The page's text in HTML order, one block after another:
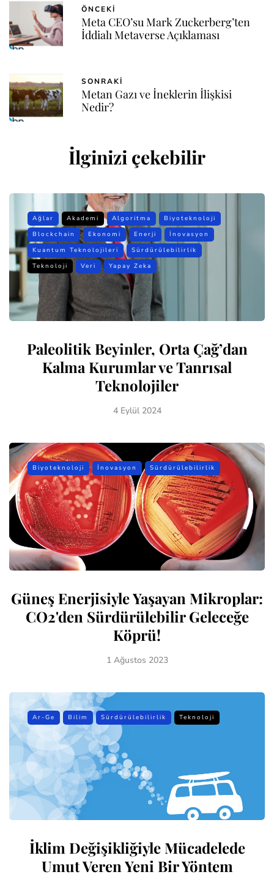
ÖNCEKI
Meta CEO’su Mark Zuckerberg’ten
İddialı Metaverse Açıklaması
SONRAKI
Metan Gazı ve İneklerin İlişkisi
Nedir?
İlginizi çekebilir
Ağlar Akademi Algoritma
Biyoteknoloji
Blockchain
Ekonomi Enerji
İnovasyon
Kuantum Teknolojileri
Sürdürülebilirlik
Teknoloji
Veri Yapay Zeka
Paleolitik Beyinler, Orta Çağ’dan
Kalma Kurumlar ve Tanrısal
Teknolojiler
4 Eylül 2024
Biyoteknoloji İnovasyon Sürdürülebilirlik
Güneş Enerjisiyle Yaşayan Mikroplar:
CO2'den Sürdürülebilir Geleceğe
Köprü!
1 Ağustos 2023
Ar-Ge Bilim Sürdürülebilirlik Teknoloji
İklim Değişikliğiyle Mücadelede
Umut Veren Yeni Bir Yöntem